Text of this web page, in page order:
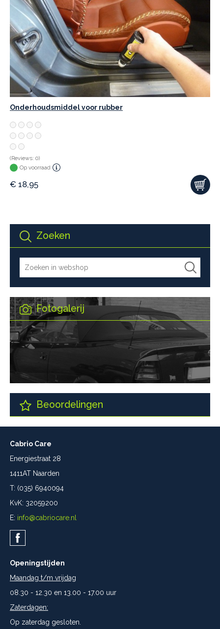
Zoeken
Fotogalerij
Beoordelingen
Onderhoudsmiddel voor rubber
(Reviews: 0)
Op voorraad
€ 18,95
Cabrio Care
Energiestraat 28
1411AT Naarden
T: (035) 6940094
KvK: 32059200
E: info@cabriocare.nl
Openingstijden
Maandag t/m vrijdag
08.30 - 12.30 en 13.00 - 17.00 uur
Zaterdagen:
Op zaterdag gesloten.